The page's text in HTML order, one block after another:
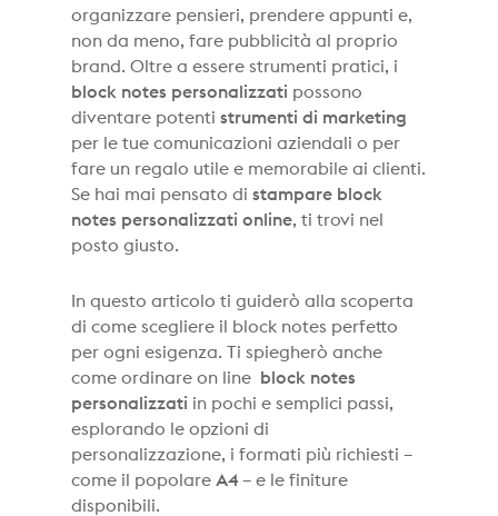
organizzare pensieri, prendere appunti e,
non da meno, fare pubblicità al proprio
brand. Oltre a essere strumenti pratici, i
block notes personalizzati possono
diventare potentistrumenti di marketing
per le tue comunicazioni aziendali o per
fare un regalo utile e memorabile ai clienti.
Se hai mai pensato distampare block
notes personalizzati online, ti trovi nel
posto giusto.
In questo articolo ti guiderò alla scoperta
di come scegliere il block notes perfetto
per ogni esigenza. Ti spiegherò anche
come ordinare on line
block notes
personalizzati in pochi e semplici passi,
esplorando le opzioni di
personalizzazione, i formati più richiesti –
come il popolare A4 – e le finiture
disponibili.